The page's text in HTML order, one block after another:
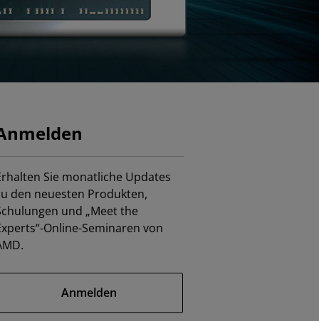
Sie monatliche Updates
den neuesten Produkten,
und „Meet the
Online-Seminaren von
Anmelden